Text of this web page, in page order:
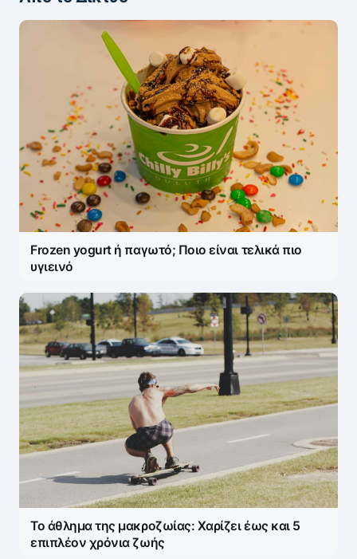
Frozen yogurt ή παγωτό; Ποιο είναι τελικά πιο
υγιεινό
Το άθλημα της μακροζωίας: Χαρίζει έως και 5
επιπλέον χρόνια ζωής